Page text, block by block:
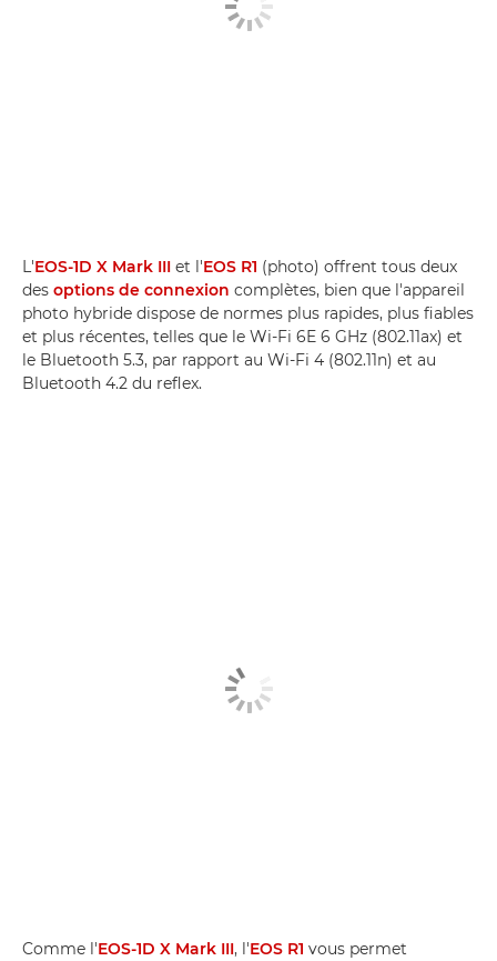
L'EOS-1D X Mark III et l'EOS R1 (photo) offrent tous deux
des options de connexion complètes, bien que l'appareil
photo hybride dispose de normes plus rapides, plus fiables
et plus récentes, telles que le Wi-Fi 6E 6 GHz (802.11ax) et
le Bluetooth 5.3, par rapport au Wi-Fi 4 (802.11n) et au
Bluetooth 4.2 du reflex.
Comme l'EOS-1D X Mark III, l'EOS R1 vous permet